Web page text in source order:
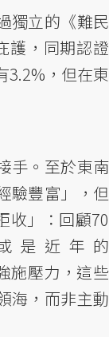
獨立的《難民
護，同期認證
3.2%，但在東
手。至於東南
驗豐富」，但
收」：回顧70
是近年的
施壓力，這些
海，而非主動